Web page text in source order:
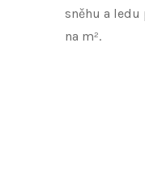
sněhu a
na m².